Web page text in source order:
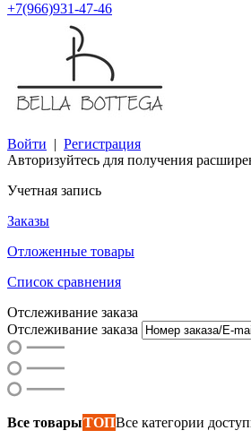
+7(966)931-47-46
Войти | Регистрация
Авторизуйтесь для получения
Учетная запись
Заказы
Отложенные товары
Список сравнения
Отслеживание заказа
Отслеживание заказа
Все товарыТОПВсе категории